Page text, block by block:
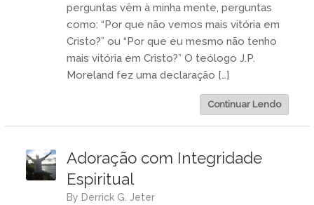
perguntas vêm à minha mente, perguntas
como: “Por que não vemos mais vitória em
Cristo?” ou “Por que eu mesmo não tenho
mais vitória em Cristo?” O teólogo J.P.
Moreland fez uma declaração […]
Continuar Lendo
Adoração com Integridade
Espiritual
by Derrick G. Jeter